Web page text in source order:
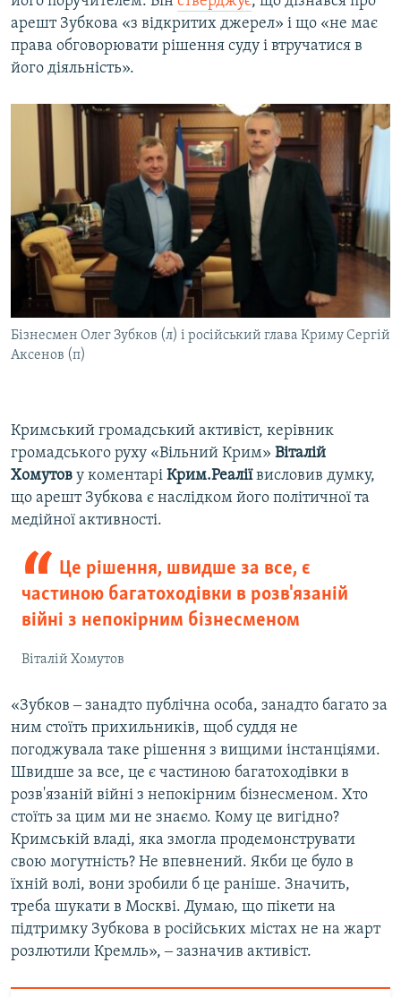
арешт Зубкова «з відкритих джерел» і що «не має
права обговорювати рішення суду і втручатися в
його діяльність».
Бізнесмен Олег Зубков (л) і російський глава Криму Сергій
Аксенов (п)
Кримський громадський активіст, керівник
громадського руху «Вільний Крим» Віталій
Хомутов у коментарі Крим.Реаліївисловив думку,
що арешт Зубкова є наслідком його політичної та
медійної активності.
Це рішення, швидше за все, є
частиною багатоходівки в розв'язаній
війні з непокірним бізнесменом
Віталій Хомутов
«Зубков ‒ занадто публічна особа, занадто багато за
ним стоїть прихильників, щоб суддя не
погоджувала таке рішення з вищими інстанціями.
Швидше за все, це є частиною багатоходівки в
розв'язаній війні з непокірним бізнесменом. Хто
стоїть за цим ми не знаємо. Кому це вигідно?
Кримській владі, яка змогла продемонструвати
свою могутність? Не впевнений. Якби це було в
їхній волі, вони зробили б це раніше. Значить,
треба шукати в Москві. Думаю, що пікети на
підтримку Зубкова в російських містах не на жарт
розлютили Кремль», ‒ зазначив активіст.